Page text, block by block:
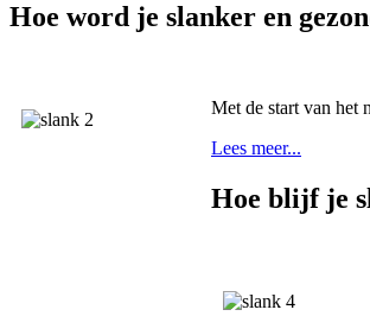
Hoe word je slanker en
Met de start van het
Lees meer...
Hoe blijf je